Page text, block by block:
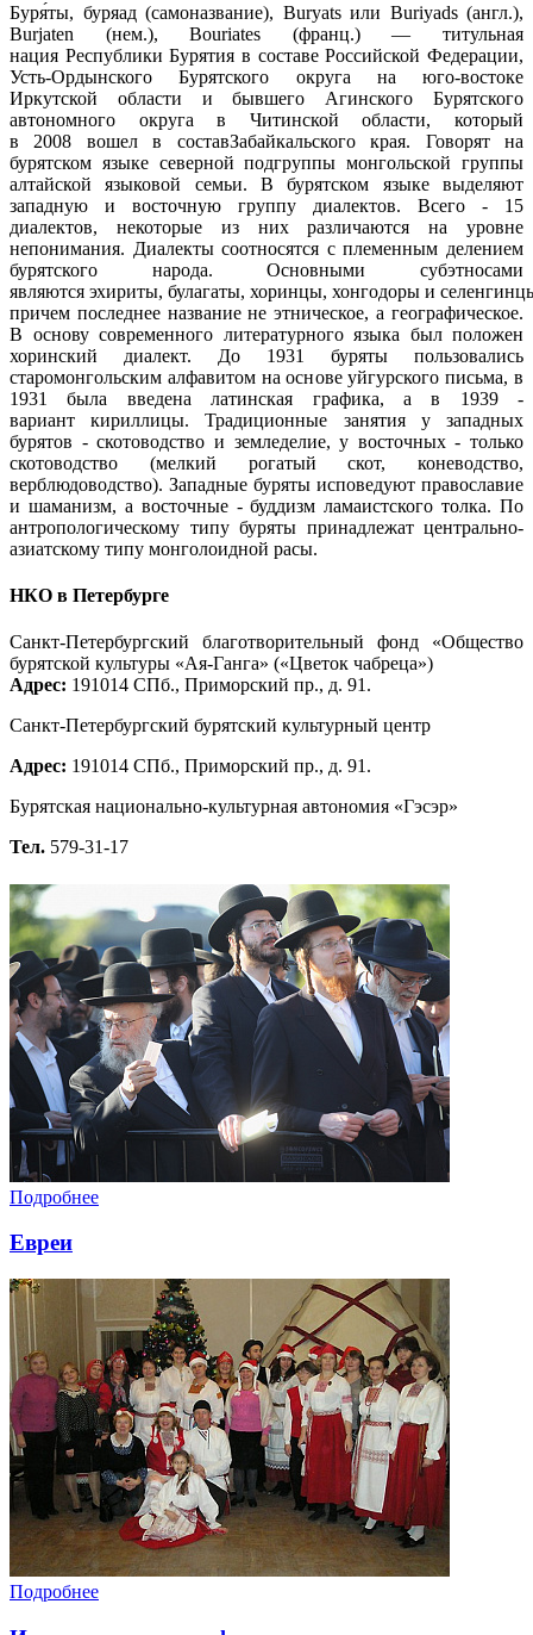
Буря́ты, буряад (самоназвание), Buryats или Buriyads (англ.),
Burjaten (нем.), Bouriates (франц.) — титульная
нация Республики Бурятия в составе Российской Федерации,
Усть-Ордынского Бурятского округа на юго-востоке
Иркутской области и бывшего Агинского Бурятского
автономного округа в Читинской области, который
в 2008 вошел в составЗабайкальского края. Говорят на
бурятском языке северной подгруппы монгольской группы
алтайской языковой семьи. В бурятском языке выделяют
западную и восточную группу диалектов. Всего - 15
диалектов, некоторые из них различаются на уровне
непонимания. Диалекты соотносятся с племенным делением
бурятского народа. Основными субэтносами
являются эхириты, булагаты, хоринцы, хонгодоры и
причем последнее название не этническое, а географическое.
В основу современного литературного языка был положен
хоринский диалект. До 1931 буряты пользовались
старомонгольским алфавитом на основе уйгурского письма, в
1931 была введена латинская графика, а в 1939 -
вариант кириллицы. Традиционные занятия у западных
бурятов - скотоводство и земледелие, у восточных - только
скотоводство (мелкий рогатый скот, коневодство,
верблюдоводство). Западные буряты исповедуют православие
и шаманизм, а восточные - буддизм ламаистского толка. По
антропологическому типу буряты принадлежат центрально-
азиатскому типу монголоидной расы.
НКО в Петербурге
Санкт-Петербургский благотворительный фонд «Общество
бурятской культуры «Ая-Ганга» («Цветок чабреца»)
Адрес: 191014 СПб., Приморский пр., д. 91.
Санкт-Петербургский бурятский культурный центр
Адрес: 191014 СПб., Приморский пр., д. 91.
Бурятская национально-культурная автономия «Гэсэр»
Тел. 579-31-17
Подробнее
Евреи
Подробнее